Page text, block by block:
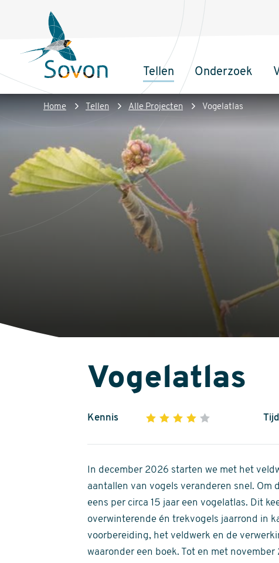
inhoud
Sovon
Homepage
Tellen Onderzoek
Kruimelpad
Home Tellen Alle Projecten Vogelatlas
Vogelatlas
Kennis 1 2 3 4
of
5
stars
Tijd
In december 2026 starten we met het
aantallen van vogels veranderen snel. Om
eens per circa 15 jaar een vogelatlas. Dit
overwinterende én trekvogels jaarrond in
voorbereiding, het veldwerk en de
waaronder een boek. Tot en met